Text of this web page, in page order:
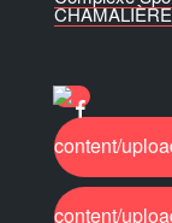
content/
content/